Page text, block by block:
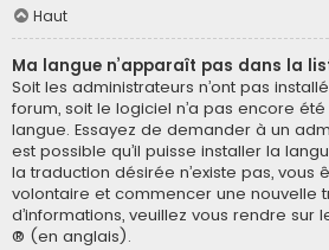
Haut
Ma langue n’apparaît pas dans la
Soit les administrateurs n’ont pas
forum, soit le logiciel n’a pas encore
langue. Essayez de demander à un
est possible qu’il puisse installer la
la traduction désirée n’existe pas, vous
volontaire et commencer une nouvelle
d’informations, veuillez vous rendre sur
® (en anglais).